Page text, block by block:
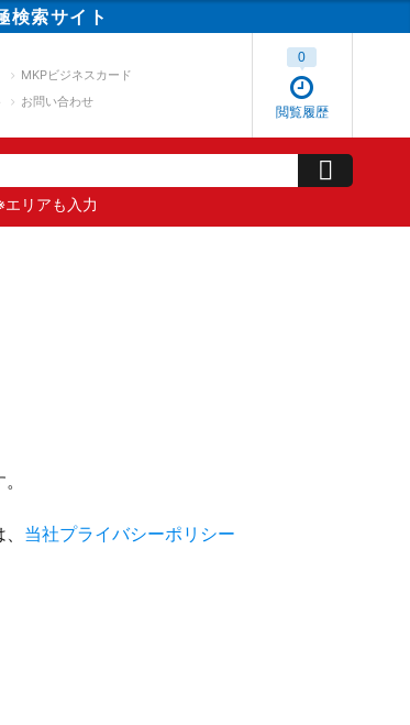
検索サイト
MKPビジネスカード
お問い合わせ
閲覧履歴
0
エリアも入力
当社プライバシーポリシー